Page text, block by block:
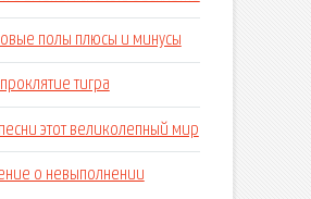
полы плюсы и минусы
тигра
песни этот великолепный мир
о невыполнении